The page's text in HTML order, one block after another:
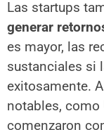
Las startups
generar
es mayor, las
sustanciales si
exitosamente.
notables, como
comenzaron